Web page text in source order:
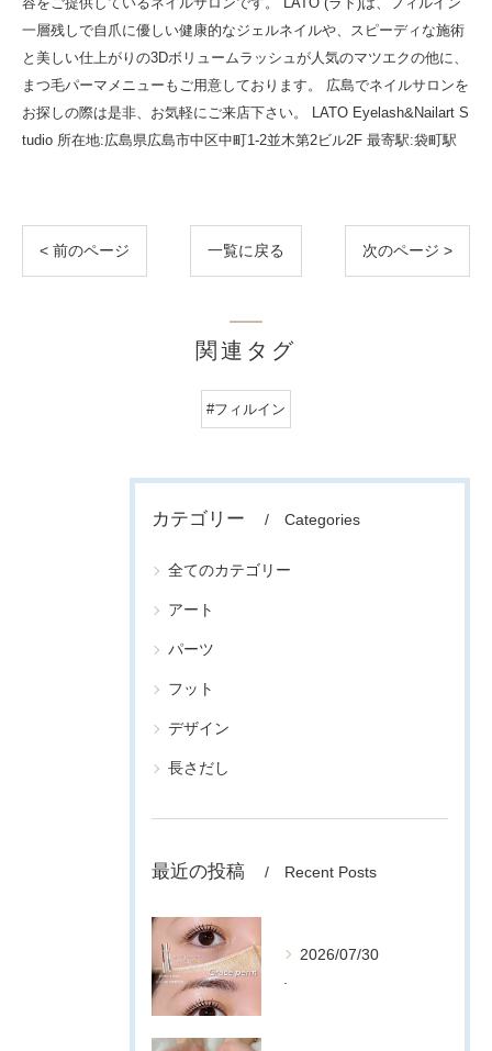
一層残しで自爪に優しい健康的なジェルネイルや、スピーディな施術
と美しい仕上がりの3Dボリュームラッシュが人気のマツエクの他に、
まつ毛パーマメニューもご用意しております。 広島でネイルサロンを
お探しの際は是非、お気軽にご来店下さい。 LATO Eyelash&Nailart S
tudio 所在地:広島県広島市中区中町1-2並木第2ビル2F 最寄駅:袋町駅
< 前のページ 一覧に戻る 次のページ >
関連タグ
#フィルイン
カテゴリー Categories
全てのカテゴリー
アート
パーツ
フット
デザイン
長さだし
最近の投稿 Recent Posts
2026/07/30